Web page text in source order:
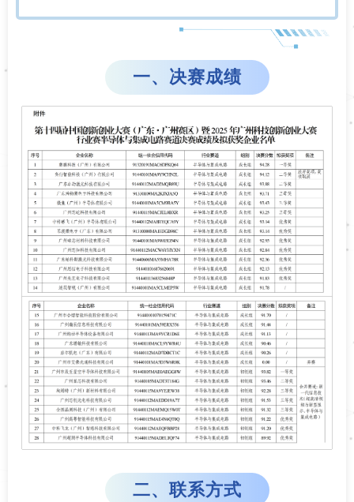
一、决赛成绩
二、联系方式